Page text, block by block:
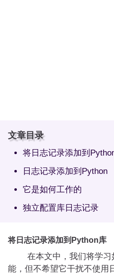
文章目录
将日志记录添加到
日志记录添加到Python
它是如何工作的
独立配置库日志记录
将日志记录添加到Python库
在本文中，我们将学习
能，但不希望它干扰不使用